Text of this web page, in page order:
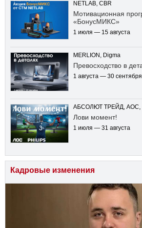
NETLAB, CBR
Мотивационная
«БонусМИКС»
1 июля — 15 августа
MERLION, Digma
Превосходство в
1 августа — 30 сентября
АБСОЛЮТ ТРЕЙД, AOC,
Лови момент!
1 июля — 31 августа
Кадровые изменения